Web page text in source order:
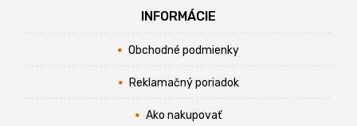
INFORMÁCIE
Obchodné podmienky
Reklamačný poriadok
Ako nakupovať